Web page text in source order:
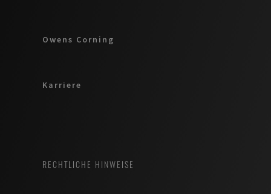
Owens Corning
Karriere
RECHTLICHE HINWEISE